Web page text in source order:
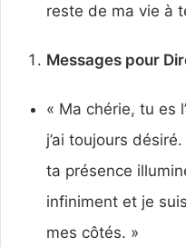
reste de ma vie à
Messages pour
« Ma chérie, tu es
j’ai toujours
ta présence
infiniment et je
mes côtés. »